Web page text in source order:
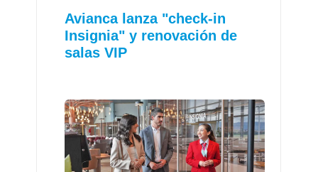
Avianca lanza "check-in
Insignia" y renovación de
salas VIP